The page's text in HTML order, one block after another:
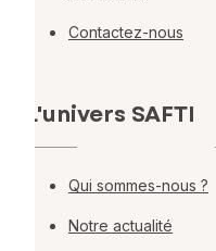
Contactez-nous
L'univers SAFTI
Qui sommes-nous ?
Notre actualité